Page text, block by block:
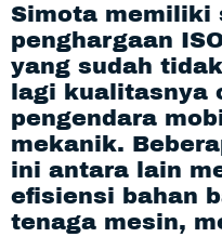
Simota memiliki
penghargaan
yang sudah
lagi kualitasnya
pengendara
mekanik.
ini antara lain
efisiensi bahan
tenaga mesin,